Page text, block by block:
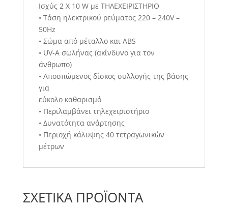
Ισχύς 2 X 10 W με ΤΗΛΕΧΕΙΡΙΣΤΗΡΙΟ
• Τάση ηλεκτρικού ρεύματος 220 – 240V –
50Hz
• Σώμα από μέταλλο και ABS
• UV-A σωλήνας (ακίνδυνο για τον
άνθρωπο)
• Αποσπώμενος δίσκος συλλογής της βάσης
για
εύκολο καθαρισμό
• Περιλαμβάνει τηλεχειριστήριο
• Δυνατότητα ανάρτησης
• Περιοχή κάλυψης 40 τετραγωνικών
μέτρων
ΣΧΕΤΙΚΆ ΠΡΟΪΌΝΤΑ